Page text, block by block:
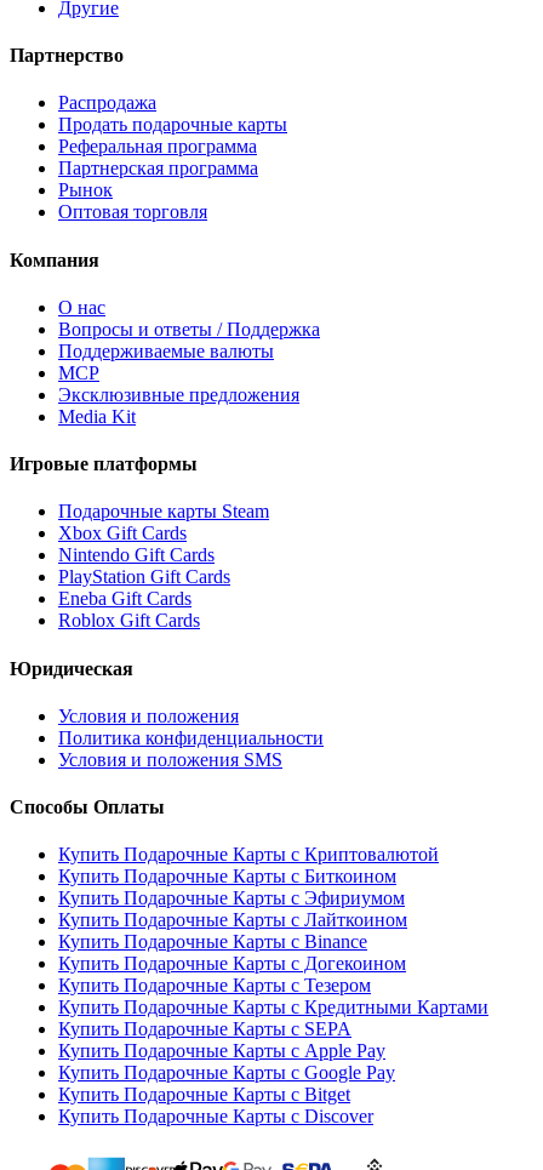
Другие
Партнерство
Распродажа
Продать подарочные карты
Реферальная программа
Партнерская программа
Рынок
Оптовая торговля
Компания
О нас
Вопросы и ответы / Поддержка
Поддерживаемые валюты
MCP
Эксклюзивные предложения
Media Kit
Игровые платформы
Подарочные карты Steam
Xbox Gift Cards
Nintendo Gift Cards
PlayStation Gift Cards
Eneba Gift Cards
Roblox Gift Cards
Юридическая
Условия и положения
Политика конфиденциальности
Условия и положения SMS
Способы Оплаты
Купить Подарочные Карты с Криптовалютой
Купить Подарочные Карты с Биткоином
Купить Подарочные Карты с Эфириумом
Купить Подарочные Карты с Лайткоином
Купить Подарочные Карты с Binance
Купить Подарочные Карты с Догекоином
Купить Подарочные Карты с Тезером
Купить Подарочные Карты с Кредитными Картами
Купить Подарочные Карты с SEPA
Купить Подарочные Карты с Apple Pay
Купить Подарочные Карты с Google Pay
Купить Подарочные Карты с Bitget
Купить Подарочные Карты с Discover